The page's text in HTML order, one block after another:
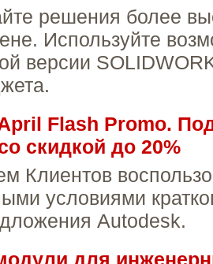
решения более
Используйте
версии
Flash Promo.
скидкой до 20%
Клиентов
условиями
Autodesk.
для